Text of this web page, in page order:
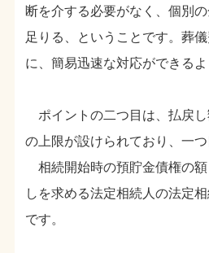
断を介する必要がなく、個別
足りる、ということです。葬
に、簡易迅速な対応ができるよ
ポイントの二つ目は、払戻
の上限が設けられており、一つ
相続開始時の預貯金債権
しを求める法定相続人の法定
です。